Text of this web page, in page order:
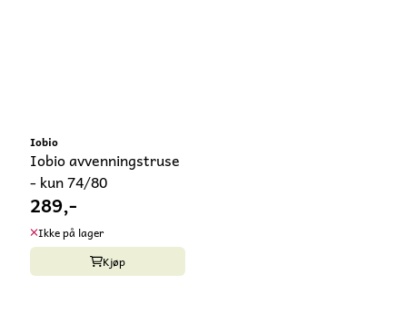
Iobio
Iobio avvenningstruse
- kun 74/80
289,-
Ikke på lager
Kjøp